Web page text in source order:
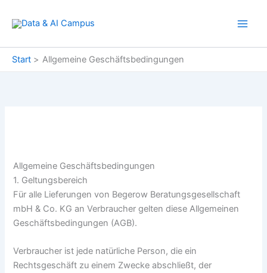
Inhalt
Start Allgemeine Geschäftsbedingungen
Allgemeine Geschäftsbedingungen
1. Geltungsbereich
Für alle Lieferungen von Begerow Beratungsgesellschaft
mbH & Co. KG an Verbraucher gelten diese Allgemeinen
Geschäftsbedingungen (AGB).
Verbraucher ist jede natürliche Person, die ein
Rechtsgeschäft zu einem Zwecke abschließt, der